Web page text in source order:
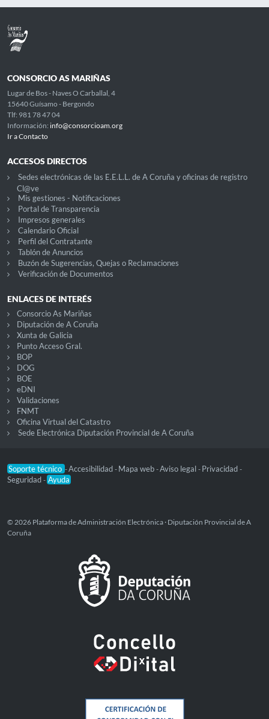
CONSORCIO AS MARIÑAS
Lugar de Bos - Naves O Carballal, 4
15640 Guísamo - Bergondo
Tlf: 981 78 47 04
Información: info@consorcioam.org
Ir a Contacto
ACCESOS DIRECTOS
Sedes electrónicas de las E.E.L.L. de A Coruña y oficinas de registro
Cl@ve
Mis gestiones - Notificaciones
Portal de Transparencia
Impresos generales
Calendario Oficial
Perfil del Contratante
Tablón de Anuncios
Buzón de Sugerencias, Quejas o Reclamaciones
Verificación de Documentos
ENLACES DE INTERÉS
Consorcio As Mariñas
Diputación de A Coruña
Xunta de Galicia
Punto Acceso Gral.
BOP
DOG
BOE
eDNI
Validaciones
FNMT
Oficina Virtual del Catastro
Sede Electrónica Diputación Provincial de A Coruña
Soporte técnico -Accesibilidad - Mapa web -Aviso legal - Privacidad -
Seguridad - Ayuda
© 2026 Plataforma de Administración Electrónica · Diputación Provincial de A
Coruña